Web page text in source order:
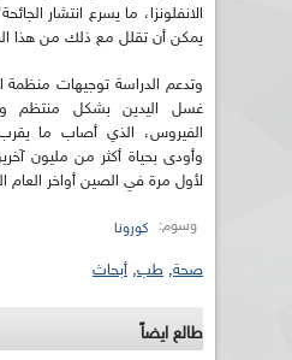
الانفلونزا، ما يسرع انتشار
يمكن أن تقلل مع ذلك من هذا
وتدعم الدراسة توجيهات منظمة
غسل اليدين بشكل منتظم
وأودى بحياة أكثر من مليون
لأول مرة في الصين أواخر العام
وسوم: كورونا
صحة, طب, أبحاث
طالع ايضاً